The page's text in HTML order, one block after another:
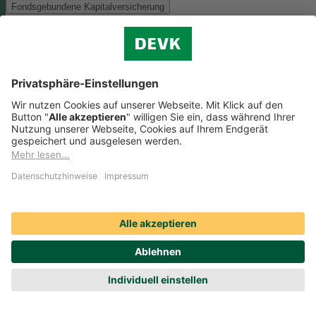
Fondsgebundene Kapitalversicherung
Als Anlagemöglichkeit mit ökologischen und/oder sozialen
Zu der oben genannten Anlagemöglichkeit finden Sie hier die
nachhaltigkeitsbezogenen Offenlegungen:
Regelmäßige Informationen zum Monega FairInvest Aktien
R aufrufen
Weitere Rentenversicherungen (nicht fondsgebunden)
ökologische und/oder soziale Merkmale berücksichtigt.Zu der oben
genannten Anlagemöglichkeit finden Sie hier die
nachhaltigkeitsbezogenen Offenlegungen:
Regelmäßige Informationen zum Sicherungsvermögen
(DEVK Lebensversicherungsverein a.G.) herunterladen (PDF,
205 KB)